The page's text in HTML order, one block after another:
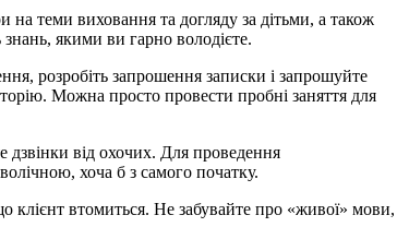
на теми виховання та догляду за дітьми, а також
якими ви гарно володієте.
розробіть запрошення записки і запрошуйте
Можна просто провести пробні заняття для
дзвінки від охочих. Для проведення
хоча б з самого початку.
втомиться. Не забувайте про «живої» мови,